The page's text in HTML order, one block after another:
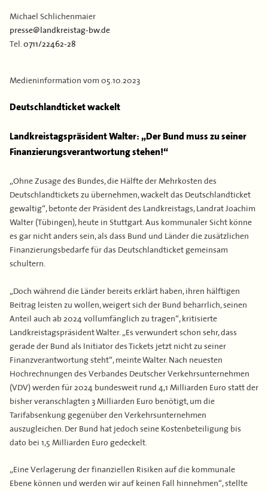
Kontakt
Partner
Flächen & Einwohner
Michael Schlichenmaier
presse@landkreistag-bw.de
Tel. 0711/22462-28
Medieninformation vom 05.10.2023
Deutschlandticket wackelt
Landkreistagspräsident Walter: „Der Bund muss zu seiner
Finanzierungsverantwortung stehen!“
„Ohne Zusage des Bundes, die Hälfte der Mehrkosten des
Deutschlandtickets zu übernehmen, wackelt das Deutschlandticket
gewaltig“, betonte der Präsident des Landkreistags, Landrat Joachim
Walter (Tübingen), heute in Stuttgart. Aus kommunaler Sicht könne
es gar nicht anders sein, als dass Bund und Länder die zusätzlichen
Finanzierungsbedarfe für das Deutschlandticket gemeinsam
schultern.
„Doch während die Länder bereits erklärt haben, ihren hälftigen
Beitrag leisten zu wollen, weigert sich der Bund beharrlich, seinen
Anteil auch ab 2024 vollumfänglich zu tragen“, kritisierte
Landkreistagspräsident Walter. „Es verwundert schon sehr, dass
gerade der Bund als Initiator des Tickets jetzt nicht zu seiner
Finanzverantwortung steht“, meinte Walter. Nach neuesten
Hochrechnungen des Verbandes Deutscher Verkehrsunternehmen
(VDV) werden für 2024 bundesweit rund 4,1 Milliarden Euro statt der
bisher veranschlagten 3 Milliarden Euro benötigt, um die
Tarifabsenkung gegenüber den Verkehrsunternehmen
auszugleichen. Der Bund hat jedoch seine Kostenbeteiligung bis
dato bei 1,5 Milliarden Euro gedeckelt.
„Eine Verlagerung der finanziellen Risiken auf die kommunale
Ebene können und werden wir auf keinen Fall hinnehmen“, stellte